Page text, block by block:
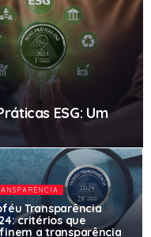
ESG: Um
Transparência
critérios que
a transparência